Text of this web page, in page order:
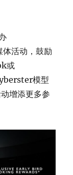
活动，鼓励
或
模型
增添更多参